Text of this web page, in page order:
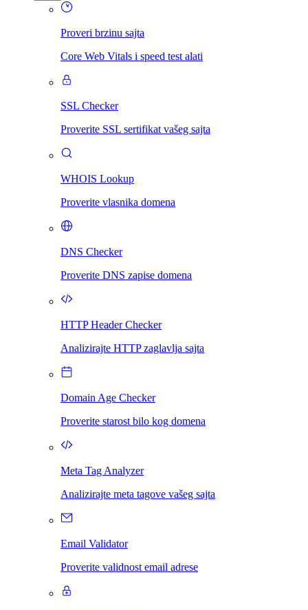
Proveri brzinu sajta
Core Web Vitals i speed test alati
SSL Checker
Proverite SSL sertifikat vašeg sajta
WHOIS Lookup
Proverite vlasnika domena
DNS Checker
Proverite DNS zapise domena
HTTP Header Checker
Analizirajte HTTP zaglavlja sajta
Domain Age Checker
Proverite starost bilo kog domena
Meta Tag Analyzer
Analizirajte meta tagove vašeg sajta
Email Validator
Proverite validnost email adrese